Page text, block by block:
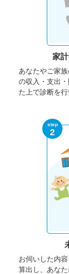
家
あなたやご家
の収入・支出
た上で診断を行
step
2
お伺いした内
算出し、あな